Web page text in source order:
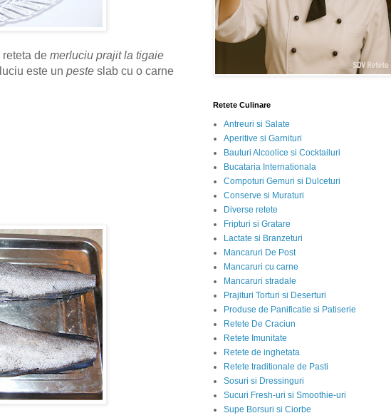
de merluciu prajit la tigaie
este un peste slab cu o carne
Retete Culinare
Antreuri si Salate
Aperitive si Garnituri
Bauturi Alcoolice si Cocktailuri
Bucataria Internationala
Compoturi Gemuri si Dulceturi
Conserve si Muraturi
Diverse retete
Fripturi si Gratare
Lactate si Branzeturi
Mancaruri De Post
Mancaruri cu carne
Mancaruri stradale
Prajituri Torturi si Deserturi
Produse de Panificatie si Patiserie
Retete De Craciun
Retete Imunitate
Retete de inghetata
Retete traditionale de Pasti
Sosuri si Dressinguri
Sucuri Fresh-uri si Smoothie-uri
Supe Borsuri si Ciorbe